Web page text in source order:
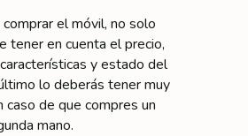
el móvil, no solo
tener en cuenta el precio,
y estado del
lo deberás tener muy
caso de que compres un
mano.